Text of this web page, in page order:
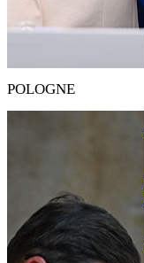
POLOGNE